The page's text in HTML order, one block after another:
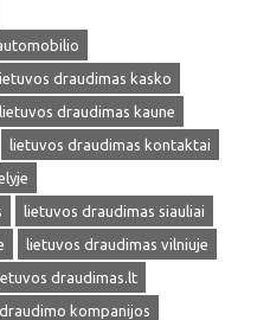
draudimas kasko
lietuvos draudimas kaune
lietuvos draudimas kontaktai
lietuvos draudimas siauliai
lietuvos draudimas vilniuje
draudimas.lt
kompanijos